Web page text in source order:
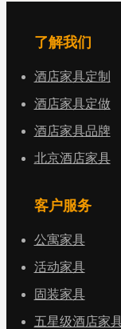
了解我们
酒店家具定制
酒店家具定做
酒店家具品牌
北京酒店家具
客户服务
公寓家具
活动家具
固装家具
五星级酒店家